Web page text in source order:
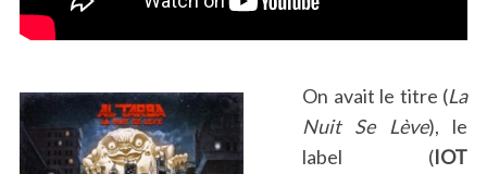
On avait le titre (La
Nuit Se Lève), le
label (IOT